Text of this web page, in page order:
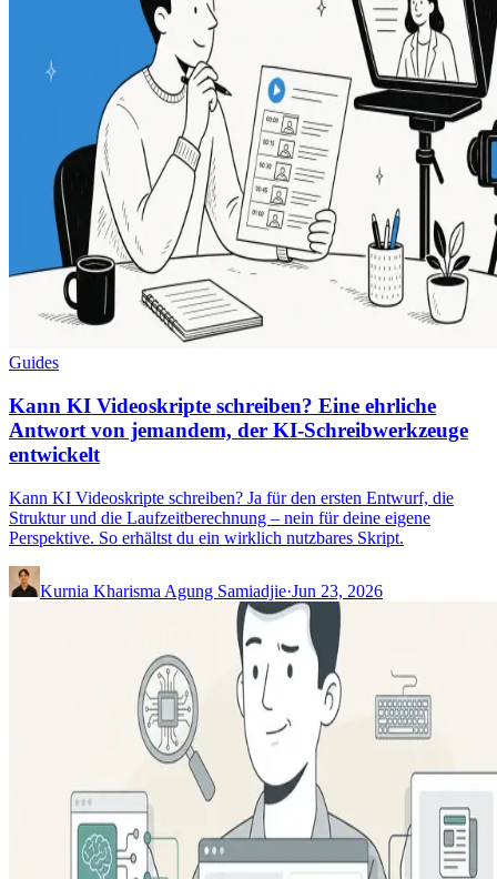
Guides
Kann KI Videoskripte schreiben? Eine ehrliche
Antwort von jemandem, der KI-Schreibwerkzeuge
entwickelt
Kann KI Videoskripte schreiben? Ja für den ersten Entwurf, die
Struktur und die Laufzeitberechnung – nein für deine eigene
Perspektive. So erhältst du ein wirklich nutzbares Skript.
Kurnia Kharisma Agung Samiadjie·Jun 23, 2026